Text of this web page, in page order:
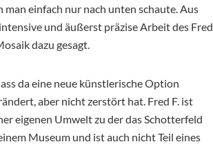
einfach nur nach unten schaute. Aus
und äußerst präzise Arbeit des Fred
dazu gesagt.
da eine neue künstlerische Option
aber nicht zerstört hat. Fred F. ist
eigenen Umwelt zu der das Schotterfeld
Museum und ist auch nicht Teil eines